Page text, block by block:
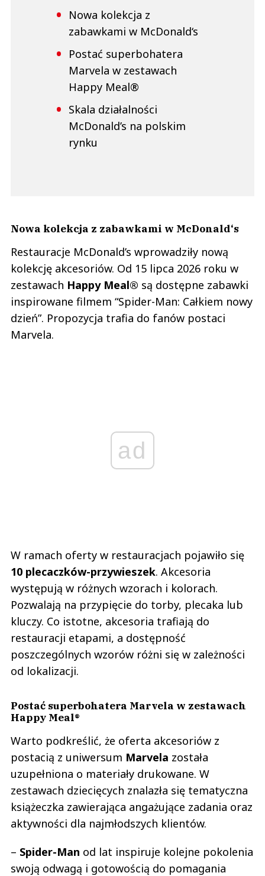
Nowa kolekcja z
zabawkami w McDonald‘s
Postać superbohatera
Marvela w zestawach
Happy Meal®
Skala działalności
McDonald’s na polskim
rynku
Nowa kolekcja z zabawkami w McDonald‘s
Restauracje McDonald’s wprowadziły nową
kolekcję akcesoriów. Od 15 lipca 2026 roku w
zestawach Happy Meal® są dostępne zabawki
inspirowane filmem “Spider-Man: Całkiem nowy
dzień”. Propozycja trafia do fanów postaci
Marvela.
ad
W ramach oferty w restauracjach pojawiło się
10 plecaczków-przywieszek. Akcesoria
występują w różnych wzorach i kolorach.
Pozwalają na przypięcie do torby, plecaka lub
kluczy. Co istotne, akcesoria trafiają do
restauracji etapami, a dostępność
poszczególnych wzorów różni się w zależności
od lokalizacji.
Postać superbohatera Marvela w zestawach
Happy Meal®
Warto podkreślić, że oferta akcesoriów z
postacią z uniwersum Marvela została
uzupełniona o materiały drukowane. W
zestawach dziecięcych znalazła się tematyczna
książeczka zawierająca angażujące zadania oraz
aktywności dla najmłodszych klientów.
– Spider-Man od lat inspiruje kolejne pokolenia
swoją odwagą i gotowością do pomagania